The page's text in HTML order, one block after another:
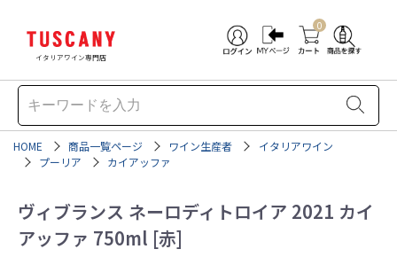
イタリアワイン専門店
0
HOME 商品一覧ページ ワイン生産者
イタリアワイン
プーリア
カイアッファ
ヴィブランス ネーロディトロイア 2021 カイ
アッファ 750ml [赤]